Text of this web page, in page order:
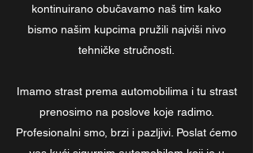
kontinuirano obučavamo naš tim kako
bismo našim kupcima pružili najviši nivo
tehničke stručnosti.
Imamo strast prema automobilima i tu strast
prenosimo na poslove koje radimo.
Profesionalni smo, brzi i pazljivi. Poslat ćemo